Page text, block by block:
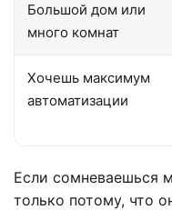
Большой дом или
много комнат
Хочешь максимум
автоматизации
Если сомневаешься
только потому, что